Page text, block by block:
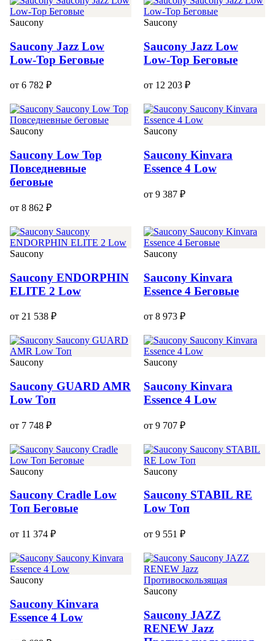
Saucony
Saucony Jazz Low
Low-Top Беговые
от 6 782 ₽
Saucony
Saucony Jazz Low
Low-Top Беговые
от 12 203 ₽
Saucony
Saucony Low Top
Повседневные
беговые
от 8 862 ₽
Saucony
Saucony Kinvara
Essence 4 Low
от 9 387 ₽
Saucony
Saucony ENDORPHIN
ELITE 2 Low
от 21 538 ₽
Saucony
Saucony Kinvara
Essence 4 Беговые
от 8 973 ₽
Saucony
Saucony GUARD AMR
Low Топ
от 7 748 ₽
Saucony
Saucony Kinvara
Essence 4 Low
от 9 707 ₽
Saucony
Saucony Cradle Low
Топ Беговые
от 11 374 ₽
Saucony
Saucony STABIL RE
Low Топ
от 9 551 ₽
Saucony
Saucony Kinvara
Essence 4 Low
Saucony
Saucony JAZZ
RENEW Jazz